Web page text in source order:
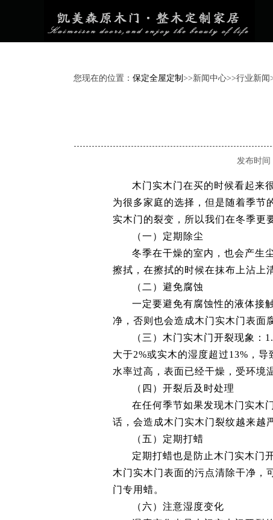
您现在的位置： 保定全屋定制 >>新闻中心>>行业新闻
发布时间
木门实木门在买的时候看起来
为很多家庭的选择，但是随着季节
实木门的裂变，所以我们在冬季更
（一）定期除尘
冬季在干燥的室内，也会产生
擦拭，在擦拭的时候在抹布上沾上
（二）避免腐蚀
一定要避免有腐蚀性的液体接
净，否则也会造成木门实木门表面
（三）木门实木门开裂现象
大于2%或实木的湿度超过13%，
水率过高，表面已经干燥，受环境
（四）开裂后及时处理
在任何季节如果发现木门实木
话，会造成木门实木门裂纹越来越
（五）定期打蜡
定期打蜡也是防止木门实木门
木门实木门表面的污点清除干净，
门专用蜡。
（六）注意湿度变化